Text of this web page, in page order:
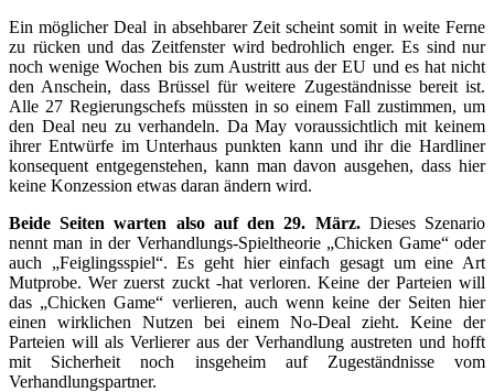
Ein möglicher Deal in absehbarer Zeit scheint somit in weite Ferne
zu rücken und das Zeitfenster wird bedrohlich enger. Es sind nur
noch wenige Wochen bis zum Austritt aus der EU und es hat nicht
den Anschein, dass Brüssel für weitere Zugeständnisse bereit ist.
Alle 27 Regierungschefs müssten in so einem Fall zustimmen, um
den Deal neu zu verhandeln. Da May voraussichtlich mit keinem
ihrer Entwürfe im Unterhaus punkten kann und ihr die Hardliner
konsequent entgegenstehen, kann man davon ausgehen, dass hier
keine Konzession etwas daran ändern wird.
Beide Seiten warten also auf den 29. März.Dieses Szenario
nennt man in der Verhandlungs-Spieltheorie „Chicken Game“ oder
auch „Feiglingsspiel“. Es geht hier einfach gesagt um eine Art
Mutprobe. Wer zuerst zuckt -hat verloren. Keine der Parteien will
das „Chicken Game“ verlieren, auch wenn keine der Seiten hier
einen wirklichen Nutzen bei einem No-Deal zieht. Keine der
Parteien will als Verlierer aus der Verhandlung austreten und hofft
mit Sicherheit noch insgeheim auf Zugeständnisse vom
Verhandlungspartner.